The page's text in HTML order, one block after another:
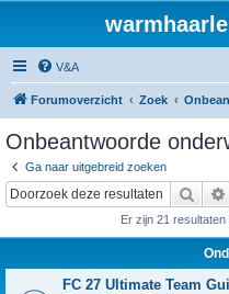
V&A
Forumoverzicht Zoek
Onbeantwoorde
Ga naar uitgebreid zoeken
Zoek
Er zijn 21 resultaten
FC 27 Ultimate Team